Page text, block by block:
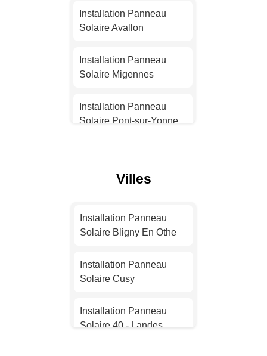
Solaire Nice
Solaire Nantes
Solaire Strasbourg
Installation Panneau
Installation Panneau
Installation Panneau
Installation Panneau
Installation Panneau
Solaire Avallon
Installation Panneau
Solaire Migennes
Installation Panneau
Solaire Pont-sur-Yonne
Solaire Toucy
Solaire Saint-Florentin
Solaire Villeneuve-la-
Guyard
Villes
Installation Panneau
Solaire Bligny En Othe
Installation Panneau
Solaire Cusy
Installation Panneau
Solaire 40 - Landes